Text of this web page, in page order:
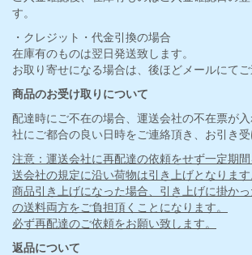
す。
・クレジット・代金引換の場合
在庫有のものは翌日発送致します。
お取り寄せになる場合は、後ほどメールにてご
商品のお受け取りについて
配達時にご不在の場合、運送会社の不在票が
社にご都合の良い日時をご連絡頂き、お引き受
注意：運送会社に再配達の依頼をせず一定期
送会社の規定に沿い荷物は引き上げとなります
商品引き上げになった場合、引き上げに掛か
の送料両方をご負担頂くことになります。
必ず再配達のご依頼をお願い致します。
返品について